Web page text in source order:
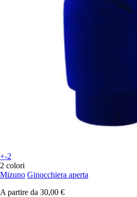
+-2
2 colori
Mizuno Ginocchiera aperta
A partire da 30,00 €